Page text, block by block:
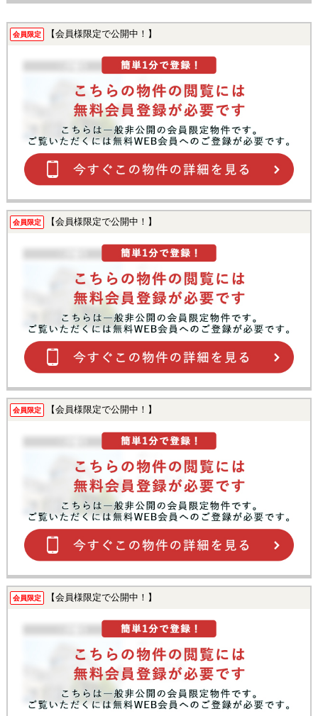
会員限定 【会員様限定で公開中！】
会員限定 【会員様限定で公開中！】
会員限定 【会員様限定で公開中！】
会員限定 【会員様限定で公開中！】